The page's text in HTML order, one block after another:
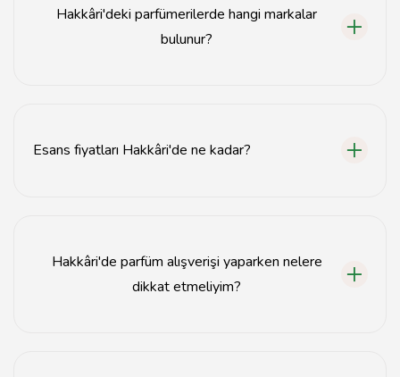
Hakkâri'deki parfümerilerde hangi markalar
bulunur?
Esans fiyatları Hakkâri'de ne kadar?
Hakkâri'de parfüm alışverişi yaparken nelere
dikkat etmeliyim?